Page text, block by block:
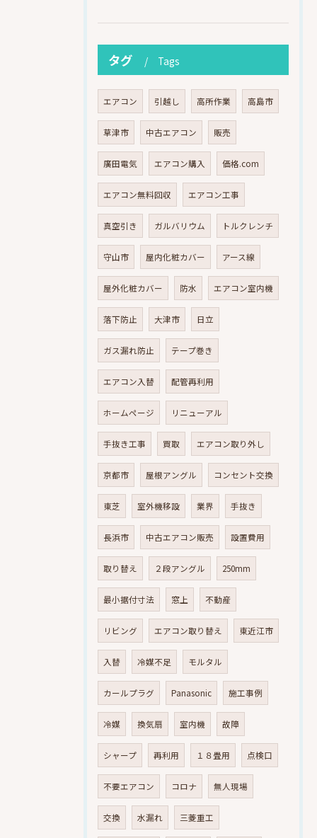
タグ Tags
エアコン 引越し 高所作業 高島市
草津市 中古エアコン 販売
廣田電気 エアコン購入 価格.com
エアコン無料回収 エアコン工事
真空引き ガルバリウム トルクレンチ
守山市 屋内化粧カバー アース線
屋外化粧カバー 防水 エアコン室内機
落下防止 大津市 日立
ガス漏れ防止 テープ巻き
エアコン入替 配管再利用
ホームページ リニューアル
手抜き工事 買取 エアコン取り外し
京都市 屋根アングル コンセント交換
東芝 室外機移設 業界 手抜き
長浜市 中古エアコン販売 設置費用
取り替え ２段アングル 250mm
最小据付寸法 窓上 不動産
リビング エアコン取り替え 東近江市
入替 冷媒不足 モルタル
カールプラグ Panasonic 施工事例
冷媒 換気扇 室内機 故障
シャープ 再利用 １８畳用 点検口
不要エアコン コロナ 無人現場
交換 水漏れ 三菱重工